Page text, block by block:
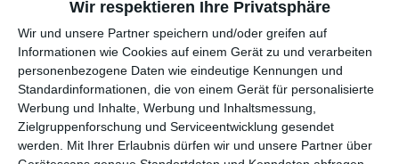
Wir respektieren Ihre Privatsphäre
Wir und unsere Partner speichern und/oder greifen auf
Informationen wie Cookies auf einem Gerät zu und verarbeiten
personenbezogene Daten wie eindeutige Kennungen und
Standardinformationen, die von einem Gerät für personalisierte
Werbung und Inhalte, Werbung und Inhaltsmessung,
Zielgruppenforschung und Serviceentwicklung gesendet
werden. Mit Ihrer Erlaubnis dürfen wir und unsere Partner über
per E-Mail(kostenlos)
TEILEN
Facebook, Twitter, WhatsApp, ...